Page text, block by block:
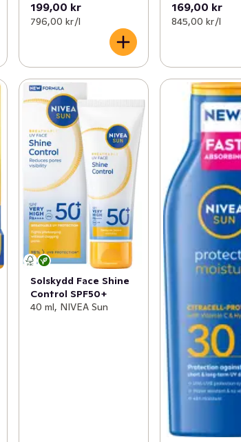
199,00 kr
796,00 kr /l
169,00 kr
845,00 kr /l
Solskydd Face Shine
Control SPF50+
40 ml, NIVEA Sun